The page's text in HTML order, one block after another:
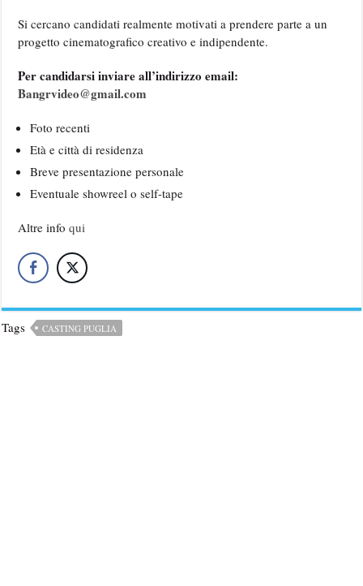
Si cercano candidati realmente motivati a prendere parte a un
progetto cinematografico creativo e indipendente.
Per candidarsi inviare all’indirizzo email:
Bangrvideo@gmail.com
Foto recenti
Età e città di residenza
Breve presentazione personale
Eventuale showreel o self-tape
Altre info qui
Tags CASTING PUGLIA